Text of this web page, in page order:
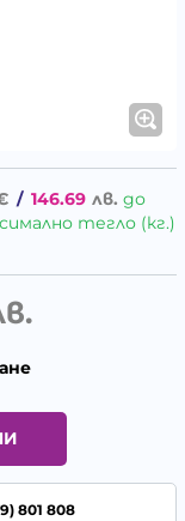
/ 146.69 лв. до
тегло (кг.)
801 808